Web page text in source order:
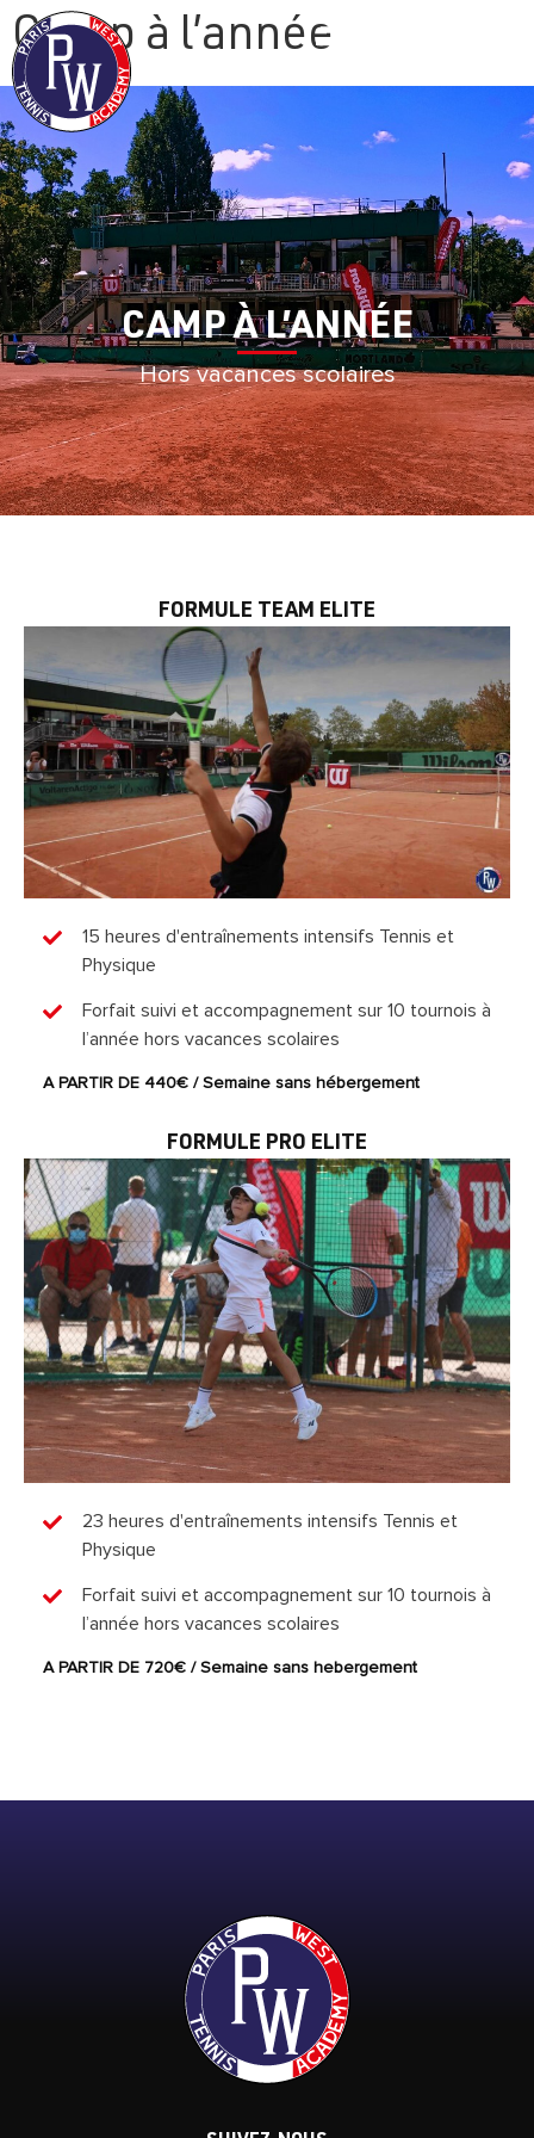
Camp à l’année
CAMP À L’ANNÉE
Hors vacances scolaires
FORMULE TEAM ELITE
15 heures d'entraînements intensifs Tennis et
Physique
Forfait suivi et accompagnement sur 10 tournois à
l’année hors vacances scolaires
A PARTIR DE 440€ / Semaine sans hébergement
FORMULE PRO ELITE
23 heures d'entraînements intensifs Tennis et
Physique
Forfait suivi et accompagnement sur 10 tournois à
l’année hors vacances scolaires
A PARTIR DE 720€ / Semaine sans hebergement